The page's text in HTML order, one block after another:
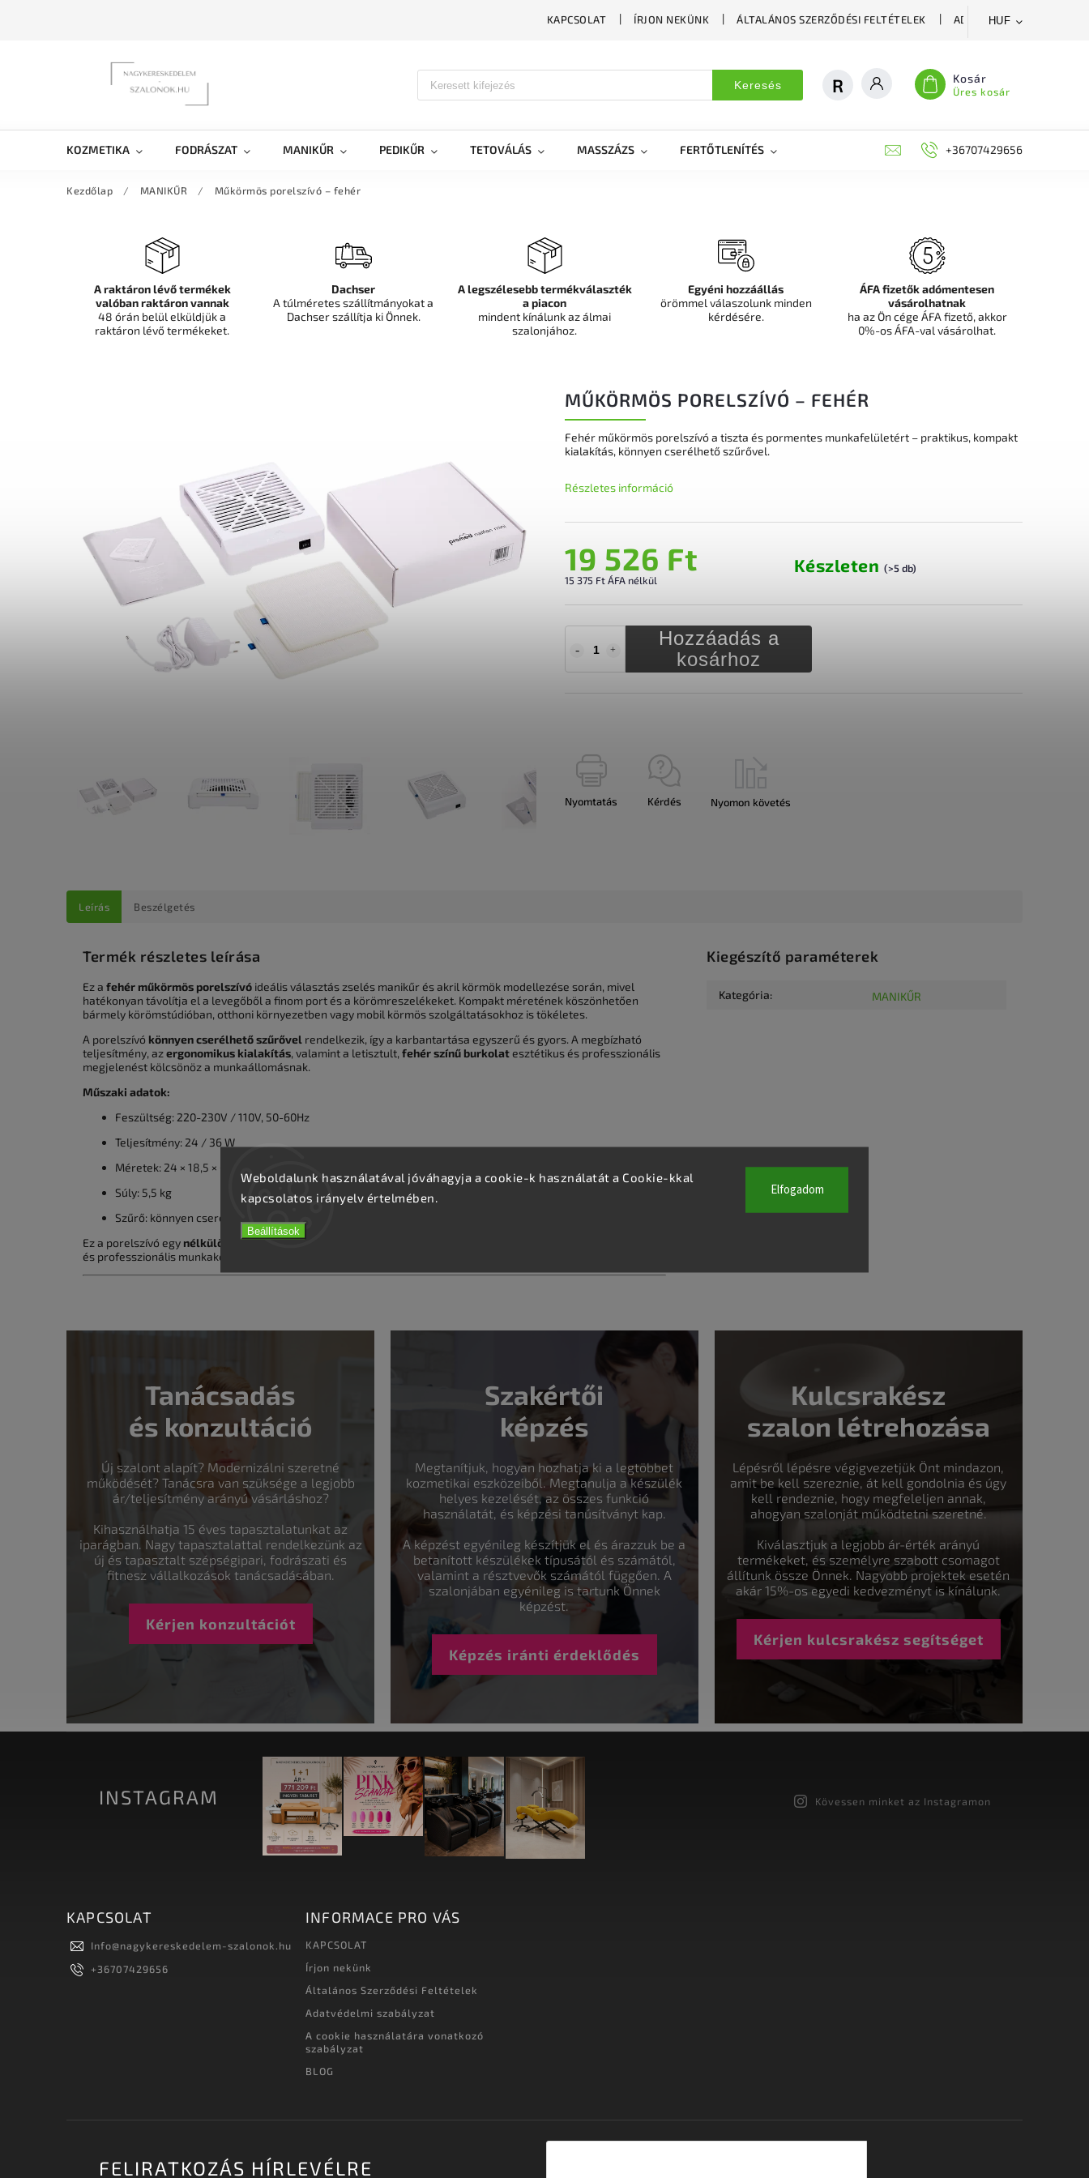
Weboldalunk használatával jóváhagyja a cookie-k használatát a Cookie-kkal
kapcsolatos irányelv értelmében.
Beállítások
Elfogadom
KAPCSOLAT ÍRJON NEKÜNK ÁLTALÁNOS SZERZŐDÉSI FELTÉTELEK ADATVÉDELMI
HUF
Keresés Kosár
Üres kosár
KOZMETIKA FODRÁSZAT MANIKŰR PEDIKŰR TETOVÁLÁS MASSZÁZS FERTŐTLENÍTÉS DEKORÁCIÓS FALPANEL, MŰNÖVÉNY FAL
+36707429656
Kezdőlap / MANIKŰR / Műkörmös porelszívó – fehér
MŰKÖRMÖS PORELSZÍVÓ – FEHÉR
19 526 Ft
15 375 Ft ÁFA nélkül
Készleten (>5 db)
Hozzáadás a
kosárhoz
Fehér műkörmös porelszívó a tiszta és pormentes munkafelületért – praktikus, kompakt
kialakítás, könnyen cserélhető szűrővel.
Részletes információ
Nyomtatás Kérdés Nyomon követés
A raktáron lévő termékek
valóban raktáron vannak
48 órán belül elküldjük a
raktáron lévő termékeket.
Dachser
A túlméretes szállítmányokat a
Dachser szállítja ki Önnek.
A legszélesebb termékválaszték
a piacon
mindent kínálunk az álmai
szalonjához.
Egyéni hozzáállás
örömmel válaszolunk minden
kérdésére.
ÁFA fizetők adómentesen
vásárolhatnak
ha az Ön cége ÁFA fizető, akkor
0%-os ÁFA-val vásárolhat.
Leírás Beszélgetés
Termék részletes leírása
Ez a fehér műkörmös porelszívó ideális választás zselés manikűr és akril körmök modellezése során, mivel
hatékonyan távolítja el a levegőből a finom port és a körömreszelékeket. Kompakt méretének köszönhetően
bármely körömstúdióban, otthoni környezetben vagy mobil körmös szolgáltatásokhoz is tökéletes.
A porelszívó könnyen cserélhető szűrővel rendelkezik, így a karbantartása egyszerű és gyors. A megbízható
teljesítmény, azergonomikus kialakítás, valamint a letisztult, fehér színű burkolatesztétikus és professzionális
megjelenést kölcsönöz a munkaállomásnak.
Műszaki adatok:
Feszültség: 220-230V / 110V, 50-60Hz
Teljesítmény: 24 / 36 W
Méretek: 24 × 18,5 × 6 cm
Súly: 5,5 kg
Szűrő: könnyen cserélhető
Ez a porelszívó egy nélkülözhetetlen eszköz minden műkörmös és körömstúdió számára
és professzionális munkakörnyezetet szeretnének biztosítani ügyfeleiknek.
Kiegészítő paraméterek
Kategória: MANIKŰR
Tanácsadás
és konzultáció
Új szalont alapít? Modernizálni szeretné
működését? Tanácsra van szüksége a legjobb
ár/teljesítmény arányú vásárláshoz?
Kihasználhatja 15 éves tapasztalatunkat az
iparágban. Nagy tapasztalattal rendelkezünk az
új és tapasztalt szépségipari, fodrászati és
fitnesz vállalkozások tanácsadásában.
Kérjen konzultációt
Szakértői
képzés
Megtanítjuk, hogyan hozhatja ki a legtöbbet
kozmetikai eszközeiből. Megtanulja a készülék
helyes kezelését, az összes funkció
használatát, és képzési tanúsítványt kap.
A képzést egyénileg készítjük el és árazzuk be a
betanított készülékek típusától és számától,
valamint a résztvevők számától függően. A
szalonjában egyénileg is tartunk Önnek
képzést.
Képzés iránti érdeklődés
Kulcsrakész
szalon létrehozása
Lépésről lépésre végigvezetjük Önt mindazon,
amit be kell szereznie, át kell gondolnia és úgy
kell rendeznie, hogy megfeleljen annak,
ahogyan szalonját működtetni szeretné.
Kiválasztjuk a legjobb ár-érték arányú
termékeket, és személyre szabott csomagot
állítunk össze Önnek. Nagyobb projektek esetén
akár 15%-os egyedi kedvezményt is kínálunk.
Kérjen kulcsrakész segítséget
INSTAGRAM Kövessen minket az Instagramon
KAPCSOLAT
Info@nagykereskedelem-szalonok.hu
+36707429656
INFORMACE PRO VÁS
KAPCSOLAT
Írjon nekünk
Általános Szerződési Feltételek
Adatvédelmi szabályzat
A cookie használatára vonatkozó
szabályzat
BLOG
FELIRATKOZÁS HÍRLEVÉLRE